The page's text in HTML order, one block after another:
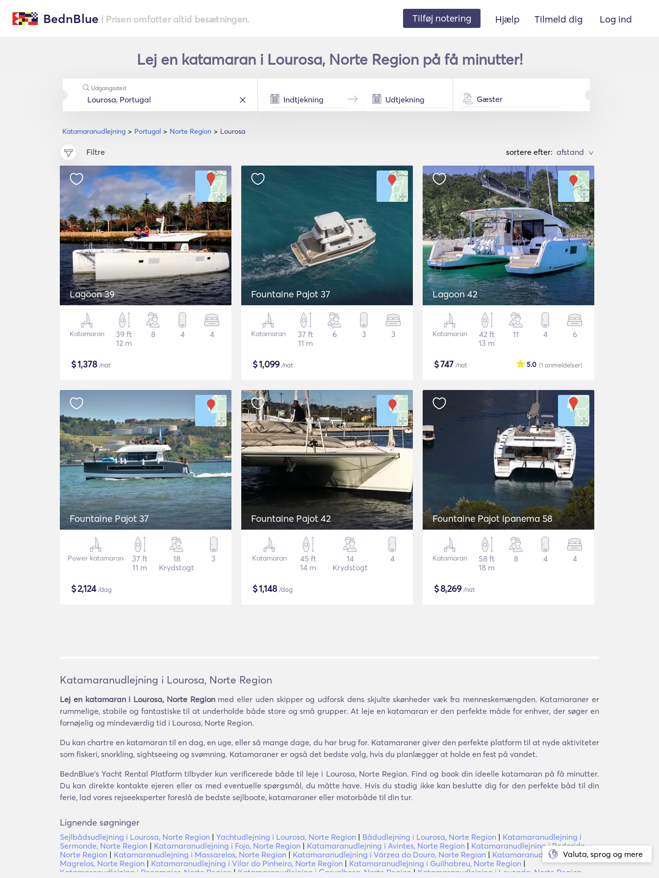
BednBlue | Prisen omfatter altid besætningen. Tilføj notering Hjælp Tilmeld dig Log ind
Lej en katamaran i Lourosa, Norte Region på få minutter!
Katamaranudlejning Portugal Norte Region Lourosa
Udgangssted
Gæster
Filtre sortere efter: >
Lagoon 39
Katamaran
39 ft
12 m
8 4 4
$1,378/nat
Fountaine Pajot 37
Katamaran
37 ft
11 m
6 3 3
$1,099/nat
Lagoon 42
Katamaran
42 ft
13 m
11 4 6
$747 /nat (1 anmeldelser)
5.0
Fountaine Pajot 37
Power katamaran
37 ft
11 m
18
Krydstogt
3
$2,124/dag
Fountaine Pajot 42
Katamaran
45 ft
14 m
14
Krydstogt
4
$1,148/dag
Fountaine Pajot Ipanema 58
Katamaran
58 ft
18 m
8 4 4
$8,269/nat
Valuta, sprog og mere
Katamaranudlejning i Lourosa, Norte Region
Lej en katamaran i Lourosa, Norte Regionmed eller uden skipper og udforsk dens skjulte skønheder væk fra menneskemængden. Katamaraner er
rummelige, stabile og fantastiske til at underholde både store og små grupper. At leje en katamaran er den perfekte måde for enhver, der søger en
fornøjelig og mindeværdig tid i Lourosa, Norte Region.
Du kan chartre en katamaran til en dag, en uge, eller så mange dage, du har brug for. Katamaraner giver den perfekte platform til at nyde aktiviteter
som fiskeri, snorkling, sightseeing og svømning. Katamaraner er også det bedste valg, hvis du planlægger at holde en fest på vandet.
BednBlue's Yacht Rental Platform tilbyder kun verificerede både til leje i Lourosa, Norte Region. Find og book din ideelle katamaran på få minutter.
Du kan direkte kontakte ejeren eller os med eventuelle spørgsmål, du måtte have. Hvis du stadig ikke kan beslutte dig for den perfekte båd til din
ferie, lad vores rejseeksperter foreslå de bedste sejlboote, katamaraner eller motorbåde til din tur.
Lignende søgninger
Sejlbådsudlejning i Lourosa, Norte Region | Yachtudlejning i Lourosa, Norte Region | Bådudlejning i Lourosa, Norte Region | Katamaranudlejning i
Sermonde, Norte Region | Katamaranudlejning i Fojo, Norte Region | Katamaranudlejning i Avintes, Norte Region | Katamaranudlejning i Pedorido,
Norte Region | Katamaranudlejning i Massarelos, Norte Region | Katamaranudlejning i Várzea do Douro, Norte Region | Katamaranudlejning i
Magrelos, Norte Region | Katamaranudlejning i Vilar do Pinheiro, Norte Region | Katamaranudlejning i Guilhabreu, Norte Region |
Katamaranudlejning i Penamaior, Norte Region | Katamaranudlejning i Carvalhosa, Norte Region | Katamaranudlejning i Louzada, Norte Region